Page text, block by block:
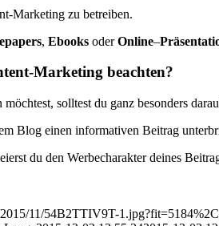
Marketing zu betreiben.
, Ebooks oderOnline–
Marketing beachten?
solltest du ganz besonders
Blog einen informativen Beitrag
du den Werbecharakter deines
11/54B2TTIV9T-